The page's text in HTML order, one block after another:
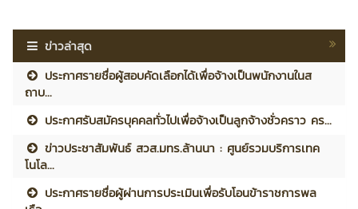
ข่าวล่าสุด
ประกาศรายชื่อผู้สอบคัดเลือกได้เพื่อจ้างเป็นพนักงานในส
ถาบ...
ประกาศรับสมัครบุคคลทั่วไปเพื่อจ้างเป็นลูกจ้างชั่วคราว คร...
ข่าวประชาสัมพันธ์ สวส.มทร.ล้านนา : ศูนย์รวมบริการเทค
โนโล...
ประกาศรายชื่อผู้ผ่านการประเมินเพื่อรับโอนข้าราชการพล